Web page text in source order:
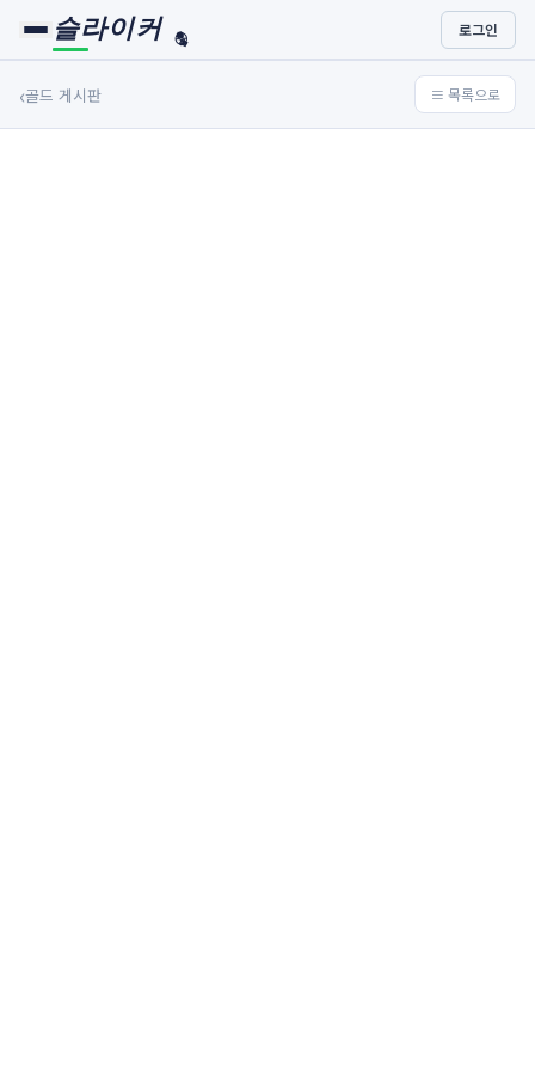
슬라이커 🏀
⚾ 로그인
‹골드 게시판 ≡ 목록으로